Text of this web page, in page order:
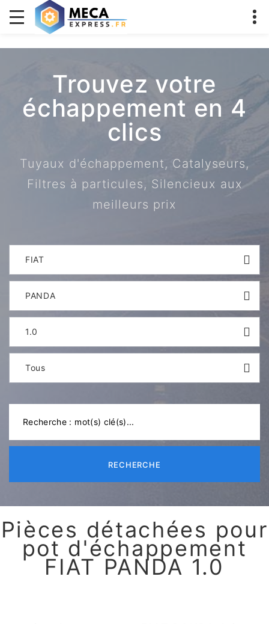
Trouvez votre
échappement en 4
clics
Tuyaux d'échappement, Catalyseurs,
Filtres à particules, Silencieux aux
meilleurs prix
FIAT
PANDA
1.0
Tous
RECHERCHE
Pièces détachées pour
pot d'échappement
FIAT PANDA 1.0